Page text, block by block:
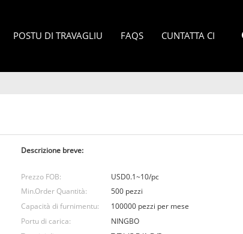
POSTU DI TRAVAGLIU FAQS CUNTATTA CI
Descrizione breve:
Prezzo FOB:
USD0.1~10/pc
Min.Order Quantità:
500 pezzi
Capacità di furnimentu:
100000 pezzi per mese
Portu di carica:
NINGBO